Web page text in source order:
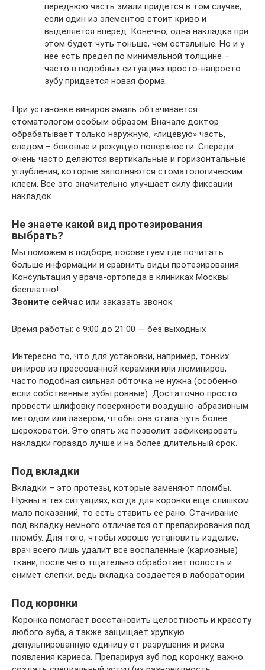
переднюю часть эмали придется в том случае,
если один из элементов стоит криво и
выделяется вперед. Конечно, одна накладка при
этом будет чуть тоньше, чем остальные. Но и у
нее есть предел по минимальной толщине –
часто в подобных ситуациях просто-напросто
зубу придается новая форма.
При установке виниров эмаль обтачивается
стоматологом особым образом. Вначале доктор
обрабатывает только наружную, «лицевую» часть,
следом – боковые и режущую поверхности. Спереди
очень часто делаются вертикальные и горизонтальные
углубления, которые заполняются стоматологическим
клеем. Все это значительно улучшает силу фиксации
накладок.
Не знаете какой вид протезирования
выбрать?
Мы поможем в подборе, посоветуем где почитать
больше информации и сравнить виды протезирования.
Консультация у врача-ортопеда в клиниках Москвы
бесплатно!
Звоните сейчас или заказать звонок
Время работы: с 9:00 до 21:00 — без выходных
Интересно то, что для установки, например, тонких
виниров из прессованной керамики или люминиров,
часто подобная сильная обточка не нужна (особенно
если собственные зубы ровные). Достаточно просто
провести шлифовку поверхности воздушно-абразивным
методом или лазером, чтобы она стала чуть более
шероховатой. Это опять же позволит зафиксировать
накладки гораздо лучше и на более длительный срок.
Под вкладки
Вкладки – это протезы, которые заменяют пломбы.
Нужны в тех ситуациях, когда для коронки еще слишком
мало показаний, то есть ставить ее рано. Стачивание
под вкладку немного отличается от препарирования под
пломбу. Для того, чтобы хорошо установить изделие,
врач всего лишь удалит все воспаленные (кариозные)
ткани, после чего тщательно обработает полость и
снимет слепки, ведь вкладка создается в лаборатории.
Под коронки
Коронка помогает восстановить целостность и красоту
любого зуба, а также защищает хрупкую
депульпированную единицу от разрушения и риска
появления кариеса. Препарируя зуб под коронку, важно